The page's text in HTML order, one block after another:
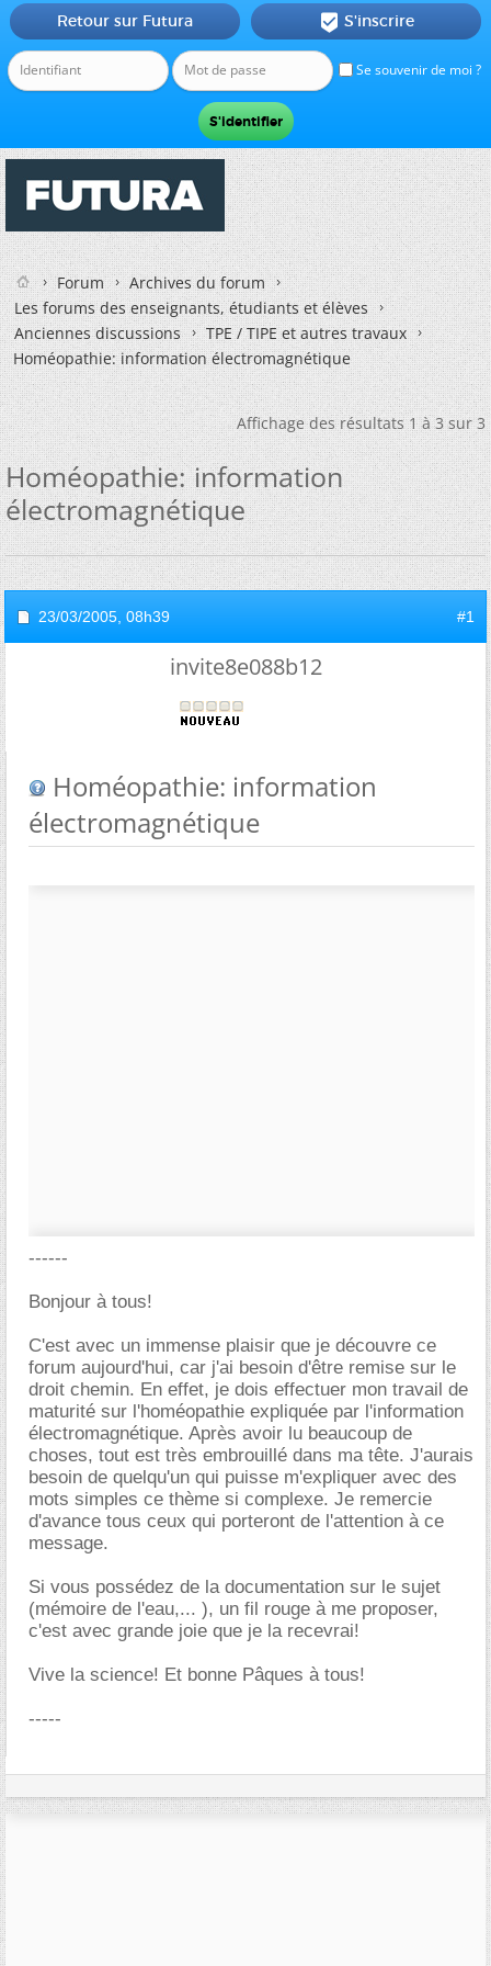
Se souvenir de moi ?
Retour sur Futura  S'inscrire
Forum
Archives du forum
Les forums des enseignants, étudiants et élèves
Anciennes discussions
TPE / TIPE et autres travaux
Homéopathie: information électromagnétique
Affichage des résultats 1 à 3 sur 3
Homéopathie: information
électromagnétique
23/03/2005, 08h39 #1
invite8e088b12
Homéopathie: information
électromagnétique
------
Bonjour à tous!
C'est avec un immense plaisir que je découvre ce
forum aujourd'hui, car j'ai besoin d'être remise sur le
droit chemin. En effet, je dois effectuer mon travail de
maturité sur l'homéopathie expliquée par l'information
électromagnétique. Après avoir lu beaucoup de
choses, tout est très embrouillé dans ma tête. J'aurais
besoin de quelqu'un qui puisse m'expliquer avec des
mots simples ce thème si complexe. Je remercie
d'avance tous ceux qui porteront de l'attention à ce
message.
Si vous possédez de la documentation sur le sujet
(mémoire de l'eau,... ), un fil rouge à me proposer,
c'est avec grande joie que je la recevrai!
Vive la science! Et bonne Pâques à tous!
-----